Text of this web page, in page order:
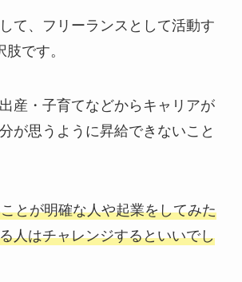
て、フリーランスとして活動す
です。
産・子育てなどからキャリアが
が思うように昇給できないこと
とが明確な人や起業をしてみた
人はチャレンジするといいでし